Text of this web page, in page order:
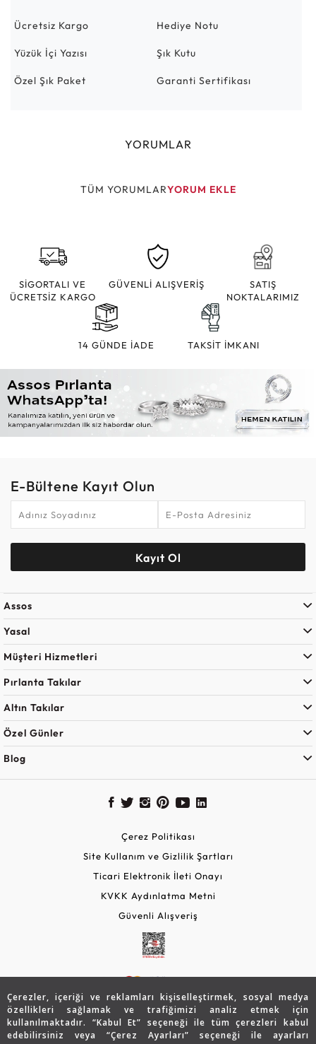
Çerezler, içeriği ve reklamları kişiselleştirmek, sosyal medya
özellikleri sağlamak ve trafiğimizi analiz etmek için
kullanılmaktadır. “Kabul Et” seçeneği ile tüm çerezleri kabul
edebilirsiniz veya “Çerez Ayarları” seçeneği ile ayarları
Ücretsiz Kargo Hediye Notu
Yüzük İçi Yazısı Şık Kutu
Özel Şık Paket Garanti Sertifikası
YORUMLAR
TÜM YORUMLARYORUM EKLE
SİGORTALI VE
ÜCRETSİZ KARGO
GÜVENLİ ALIŞVERİŞ
SATIŞ
NOKTALARIMIZ
14 GÜNDE İADE TAKSİT İMKANI
E-Bültene Kayıt Olun
Kayıt Ol
Assos
Yasal
Müşteri Hizmetleri
Pırlanta Takılar
Altın Takılar
Özel Günler
Blog
© 2026 Assos Diamond
Çerez Politikası
Site Kullanım ve Gizlilik Şartları
Ticari Elektronik İleti Onayı
KVKK Aydınlatma Metni
Güvenli Alışveriş